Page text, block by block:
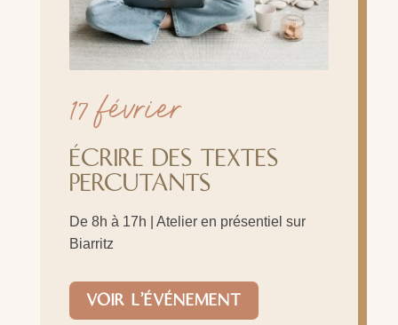
17 février
ÉCRIRE DES TEXTES
PERCUTANTS
De 8h à 17h | Atelier en présentiel sur
Biarritz
VOIR L'ÉVÉNEMENT